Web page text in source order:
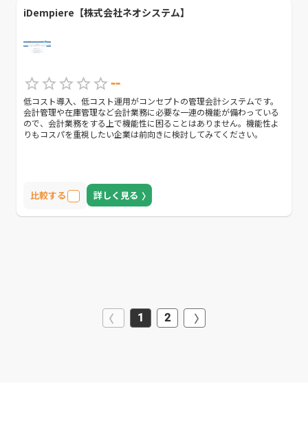
iDempiere【株式会社ネオシステム】
--
低コスト導入、低コスト運用がコンセプトの管理会計システムです。
会計管理や在庫管理など会計業務に必要な一連の機能が備わっている
ので、会計業務をする上で機能性に困ることはありません。機能性よ
りもコスパを重視したい企業は前向きに検討してみてください。
比較する 詳しく見る
1 2